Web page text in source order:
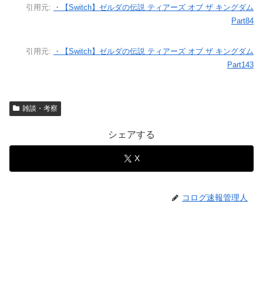
引用元:
・【Switch】ゼルダの伝説 ティアーズ オブ ザ キングダム
Part84
引用元:
・【Switch】ゼルダの伝説 ティアーズ オブ ザ キングダム
Part143
雑談・考察
シェアする
X
コログ速報管理人